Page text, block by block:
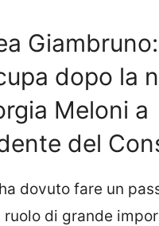
dopo la
Meloni a
del
dovuto fare un
di grande